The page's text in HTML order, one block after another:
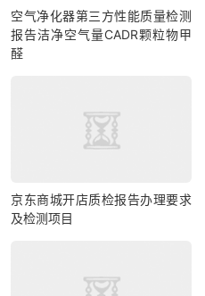
空气净化器第三方性能质量检测
报告洁净空气量CADR颗粒物甲
醛
京东商城开店质检报告办理要求
及检测项目